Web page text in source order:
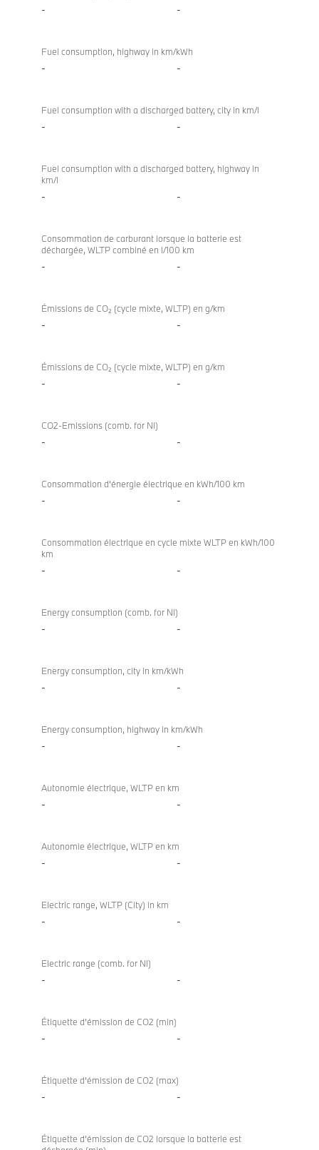
- -
Fuel consumption, highway in km/kWh
- -
Fuel consumption with a discharged battery, city in km/l
- -
Fuel consumption with a discharged battery, highway in
km/l
- -
Consommation de carburant lorsque la batterie est
déchargée, WLTP combiné en l/100 km
- -
Émissions de CO₂ (cycle mixte, WLTP) en g/km
- -
Émissions de CO₂ (cycle mixte, WLTP) en g/km
- -
CO2-Emissions (comb. for NI)
- -
Consommation d’énergie électrique en kWh/100 km
- -
Consommation électrique en cycle mixte WLTP en kWh/100
km
- -
Energy consumption (comb. for NI)
- -
Energy consumption, city in km/kWh
- -
Energy consumption, highway in km/kWh
- -
Autonomie électrique, WLTP en km
- -
Autonomie électrique, WLTP en km
- -
Electric range, WLTP (City) in km
- -
Electric range (comb. for NI)
- -
Étiquette d’émission de CO2 (min)
- -
Étiquette d’émission de CO2 (max)
- -
Étiquette d’émission de CO2 lorsque la batterie est